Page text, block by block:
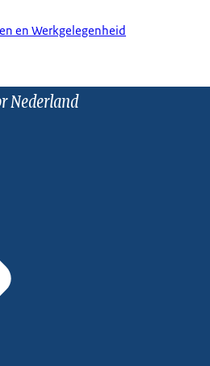
en Werkgelegenheid
Nederland